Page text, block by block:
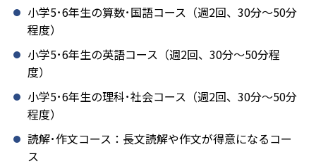
小学5･6年生の算数･国語コース（週2回、30分～50分
程度）
小学5･6年生の英語コース（週2回、30分～50分程
度）
小学5･6年生の理科･社会コース（週2回、30分～50分
程度）
読解･作文コース：長文読解や作文が得意になるコー
ス